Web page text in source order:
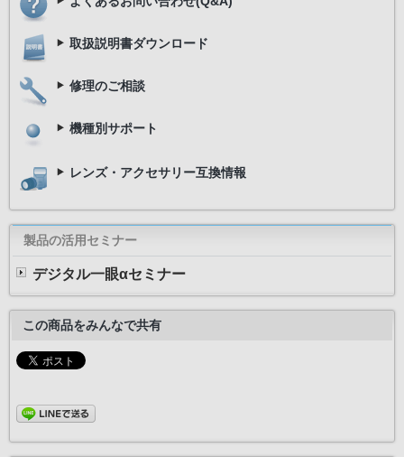
取扱説明書ダウンロード
修理のご相談
機種別サポート
レンズ・アクセサリー互換情報
製品の活用セミナー
デジタル一眼αセミナー
この商品をみんなで共有